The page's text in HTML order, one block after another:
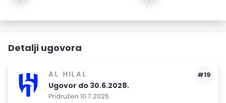
Detalji ugovora
#19
AL HILAL
Ugovor do 30.6.2028.
Pridružen 10.7.2025.